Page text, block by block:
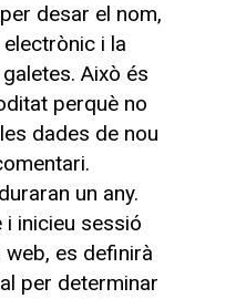
desar el nom,
electrònic i la
Això és
perquè no
dades de nou
un any.
i inicieu sessió
web, es definirà
per determinar